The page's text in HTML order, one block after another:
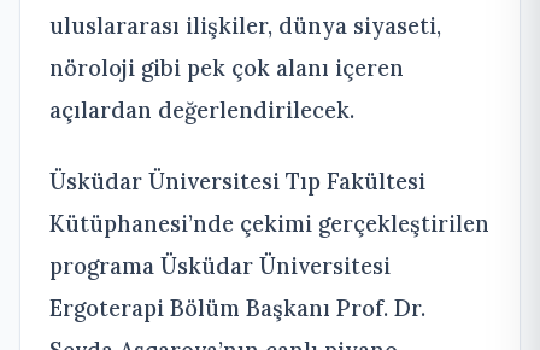
uluslararası ilişkiler, dünya siyaseti,
nöroloji gibi pek çok alanı içeren
açılardan değerlendirilecek.
Üsküdar Üniversitesi Tıp Fakültesi
Kütüphanesi’nde çekimi gerçekleştirilen
programa Üsküdar Üniversitesi
Ergoterapi Bölüm Başkanı Prof. Dr.